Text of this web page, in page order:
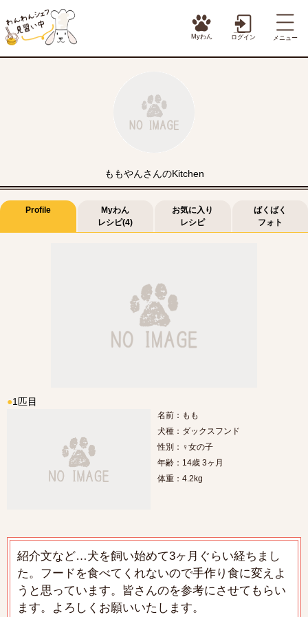
Myわん ログイン メニュー
ももやんさんのKitchen
Profile
Myわん
レシピ(4)
お気に入り
レシピ
ばくばく
フォト
●1匹目
名前：もも
犬種：ダックスフンド
性別：♀女の子
年齢：14歳 3ヶ月
体重：4.2kg
紹介文など…犬を飼い始めて3ヶ月ぐらい経ちまし
た。フードを食べてくれないので手作り食に変えよ
うと思っています。皆さんのを参考にさせてもらい
ます。よろしくお願いいたします。